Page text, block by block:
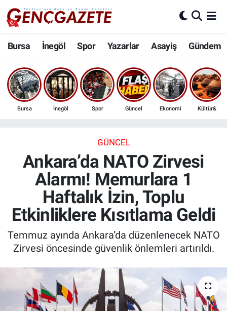
Bursa İnegöl Spor Yazarlar Asayiş Gündem
Bursa İnegöl Spor Güncel Ekonomi Kültür&
GÜNCEL
Ankara’da NATO Zirvesi
Alarmı! Memurlara 1
Haftalık İzin, Toplu
Etkinliklere Kısıtlama Geldi
Temmuz ayında Ankara’da düzenlenecek NATO
Zirvesi öncesinde güvenlik önlemleri artırıldı.
Bursa
İnegöl
3.SAYFA
Ekonomi
Güncel
İnanç
Kadın & Aile
Kültür & Sanat
Sağlık
Nöbetçi Eczaneler
Hava Durumu
Trafik Durumu
Son Dakika Haberleri
Haber Arşivi